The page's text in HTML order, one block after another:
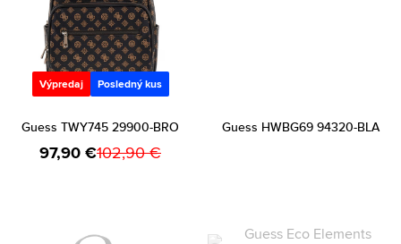
Výpredaj Posledný kus
Guess TWY745 29900-BRO
97,90 €102,90 €
Guess HWBG69 94320-BLA